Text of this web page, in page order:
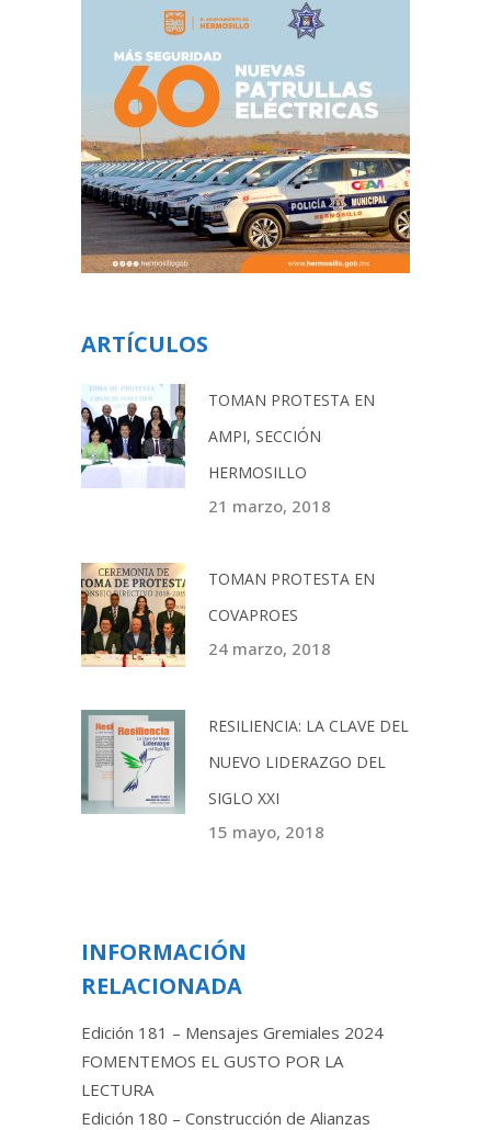
ARTÍCULOS
TOMAN PROTESTA EN
AMPI, SECCIÓN
HERMOSILLO
21 marzo, 2018
TOMAN PROTESTA EN
COVAPROES
24 marzo, 2018
RESILIENCIA: LA CLAVE DEL
NUEVO LIDERAZGO DEL
SIGLO XXI
15 mayo, 2018
INFORMACIÓN
RELACIONADA
Edición 181 – Mensajes Gremiales 2024
FOMENTEMOS EL GUSTO POR LA
LECTURA
Edición 180 – Construcción de Alianzas